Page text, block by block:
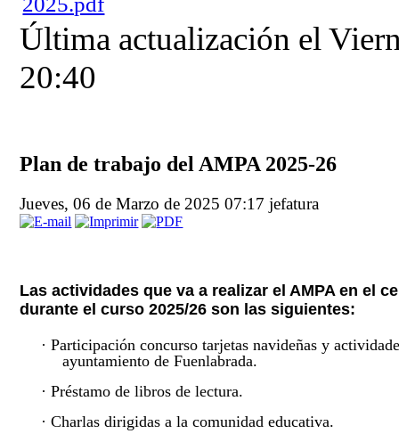
Última actualización el
20:40
Plan de trabajo del AMPA 2025-26
Jueves, 06 de Marzo de 2025 07:17jefatura
Las actividades que va a realizar el AMPA en el
durante el curso 2025/26 son las siguientes:
· Participación concurso tarjetas navideñas y
ayuntamiento de Fuenlabrada.
· Préstamo de libros de lectura.
· Charlas dirigidas a la comunidad educativa.